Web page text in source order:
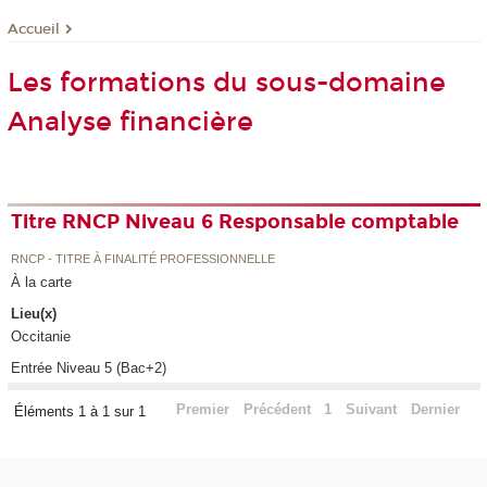
Accueil
Les formations du sous-domaine
Analyse financière
Titre RNCP Niveau 6 Responsable comptable
RNCP - TITRE À FINALITÉ PROFESSIONNELLE
À la carte
Lieu(x)
Occitanie
Entrée Niveau 5 (Bac+2)
Éléments 1 à 1 sur 1 Premier Précédent 1 Suivant Dernier